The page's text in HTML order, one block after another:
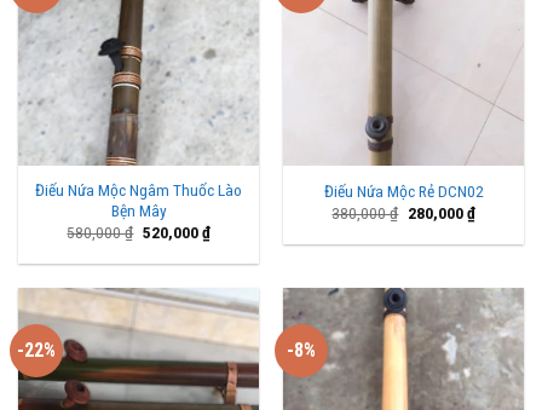
Điếu Nứa Mộc Ngâm Thuốc Lào
Bện Mây
580,000₫ Giá
là:
520,000₫Giá
hiện
tại
520,000 ₫.
Điếu Nứa Mộc Rẻ DCN02
380,000₫ Giá
là:
280,000₫Giá
hiện
tại
-22% -8%